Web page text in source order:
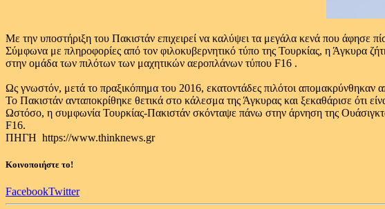
Με την υποστήριξη του Πακιστάν επιχειρεί να καλύψει τα μεγάλα κενά που άφησε
Σύμφωνα με πληροφορίες από τον φιλοκυβερνητικό τύπο της Τουρκίας, η Άγκυρα
στην ομάδα των πιλότων των μαχητικών αεροπλάνων τύπου F16 .
Ως γνωστόν, μετά το πραξικόπημα του 2016, εκατοντάδες πιλότοι απομακρύνθηκαν
Το Πακιστάν ανταποκρίθηκε θετικά στο κάλεσμα της Άγκυρας και ξεκαθάρισε ότι
Ωστόσο, η συμφωνία Τουρκίας-Πακιστάν σκόνταψε πάνω στην άρνηση της
F16.
ΠΗΓΗ https://www.thinknews.gr
Κοινοποιήστε το!
FacebookTwitter